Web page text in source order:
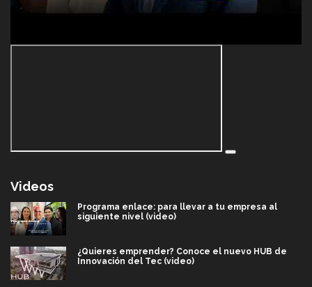
Videos
Programa enlace: para llevar a tu empresa al
siguiente nivel (video)
¿Quieres emprender? Conoce el nuevo HUB de
Innovación del Tec (video)